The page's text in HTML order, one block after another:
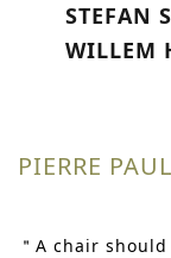
STEFAN
WILLEM
PIERRE
＂A chair